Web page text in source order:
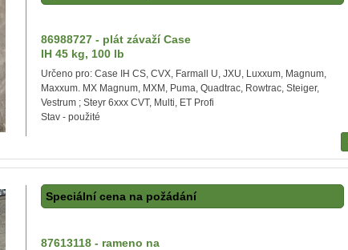
86988727 - plát závaží Case
IH 45 kg, 100 lb
Určeno pro: Case IH CS, CVX, Farmall U, JXU, Luxxum, Magnum,
Maxxum. MX Magnum, MXM, Puma, Quadtrac, Rowtrac, Steiger,
Vestrum ; Steyr 6xxx CVT, Multi, ET Profi
Stav - použité
Speciální cena na požádání
87613118 - rameno na